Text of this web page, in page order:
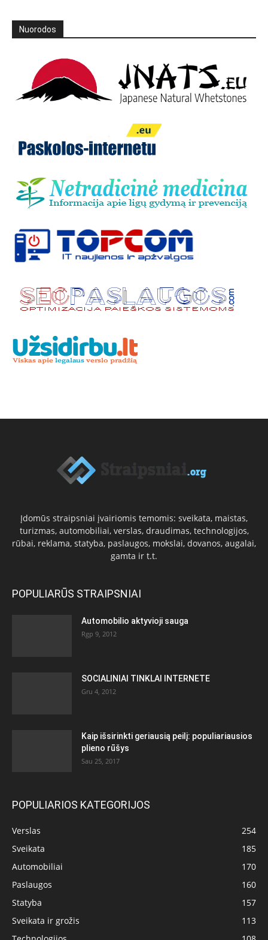
Nuorodos
Įdomūs straipsniai įvairiomis temomis: sveikata, maistas,
turizmas, automobiliai, verslas, draudimas, technologijos,
rūbai, reklama, statyba, paslaugos, mokslai, dovanos, augalai,
gamta ir t.t.
POPULIARŪS STRAIPSNIAI
Automobilio aktyvioji sauga
Rgp 9, 2012
SOCIALINIAI TINKLAI INTERNETE
Gru 4, 2012
Kaip išsirinkti geriausią peilį: populiariausios
plieno rūšys
Sau 25, 2017
POPULIARIOS KATEGORIJOS
Verslas
254
Sveikata
185
Automobiliai
170
Paslaugos
160
Statyba
157
Sveikata ir grožis
113